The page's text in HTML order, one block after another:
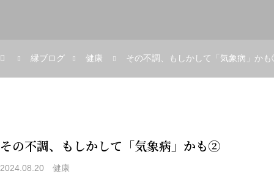
縁ブログ 健康 その不調、もしかして「気象病」か
その不調、もしかして「気象病」かも②
2024.08.20 健康